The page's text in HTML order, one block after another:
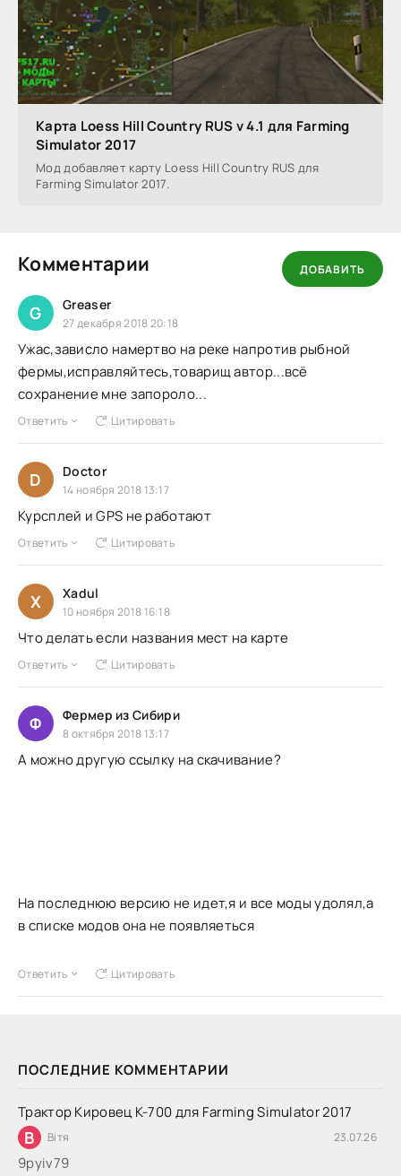
ПОСЛЕДНИЕ КОММЕНТАРИИ
Трактор Кировец К-700 для Farming Simulator 2017
В Вітя 23.07.26
9руіv79
Карта Loess Hill Country RUS v 4.1 для Farming
Simulator 2017
Мод добавляет карту Loess Hill Country RUS для
Farming Simulator 2017.
Комментарии ДОБАВИТЬ
G Greaser
27 декабря 2018 20:18
Ужас,зависло намертво на реке напротив рыбной
фермы,исправляйтесь,товарищ автор...всё
сохранение мне запороло...
Ответить Цитировать
D Doctor
14 ноября 2018 13:17
Курсплей и GPS не работают
Ответить Цитировать
X Xadul
10 ноября 2018 16:18
Что делать если названия мест на карте
Ответить Цитировать
Ф Фермер из Сибири
8 октября 2018 13:17
А можно другую ссылку на скачивание?
На последнюю версию не идет,я и все моды удолял,а
в списке модов она не появляеться
Ответить Цитировать